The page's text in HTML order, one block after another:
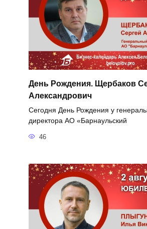
День Рождения. Щербаков
Александрович
Сегодня День Рождения у
директора АО «Барнаульский
46